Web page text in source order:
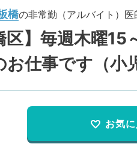
橋の非常勤（アルバイト）医
区】毎週木曜
仕事です（小
お気に